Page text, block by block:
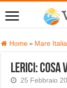
Home » Mare Italia
Lerici: cosa
25 Febbraio